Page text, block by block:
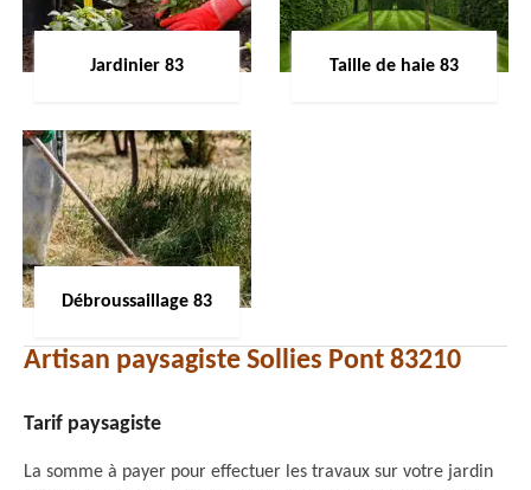
Jardinier 83 Taille de haie 83
Débroussaillage 83
Artisan paysagiste Sollies Pont 83210
Tarif paysagiste
La somme à payer pour effectuer les travaux sur votre jardin